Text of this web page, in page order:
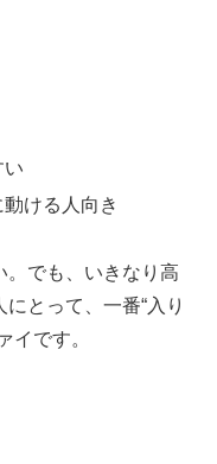
い
ける人向き
。でも、いきなり高
とって、一番“入り
イです。